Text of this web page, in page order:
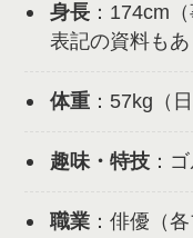
身長：174cm
表記の資料もあ
体重：57kg（
趣味・特技：ゴ
職業：俳優（